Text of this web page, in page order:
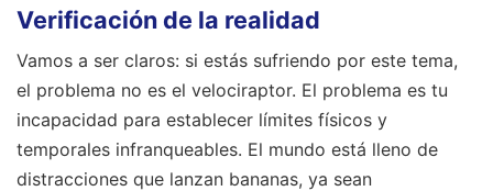
Verificación de la realidad
Vamos a ser claros: si estás sufriendo por este tema,
el problema no es el velociraptor. El problema es tu
incapacidad para establecer límites físicos y
temporales infranqueables. El mundo está lleno de
distracciones que lanzan bananas, ya sean